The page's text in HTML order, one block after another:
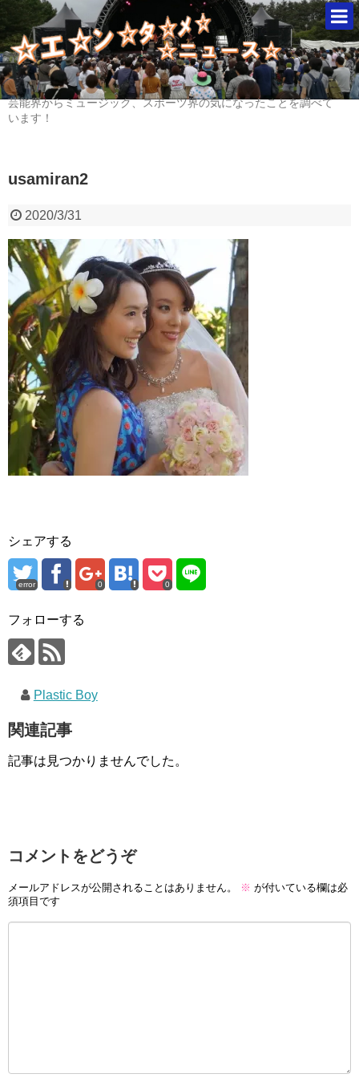
芸能界からミュージック、スポーツ界の気になったことを調べて
います！
usamiran2
2020/3/31
シェアする
error 0 0
フォローする
Plastic Boy
関連記事
記事は見つかりませんでした。
コメントをどうぞ
メールアドレスが公開されることはありません。 ※ が付いている欄は必
須項目です